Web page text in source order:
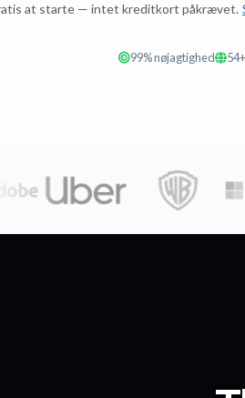
at starte — intet kreditkort påkrævet.
99% nøjagtighed